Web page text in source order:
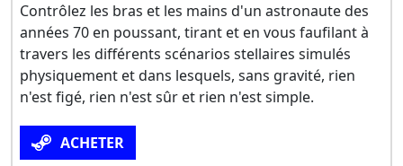
Contrôlez les bras et les mains d'un astronaute des
années 70 en poussant, tirant et en vous faufilant à
travers les différents scénarios stellaires simulés
physiquement et dans lesquels, sans gravité, rien
n'est figé, rien n'est sûr et rien n'est simple.
ACHETER